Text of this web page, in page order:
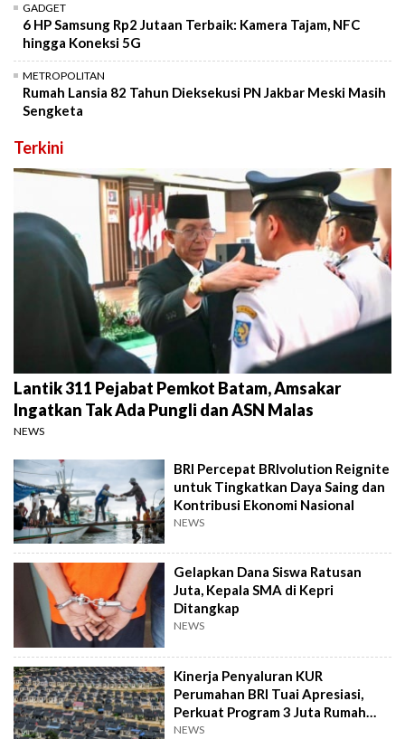
GADGET
6 HP Samsung Rp2 Jutaan Terbaik: Kamera Tajam, NFC
hingga Koneksi 5G
METROPOLITAN
Rumah Lansia 82 Tahun Dieksekusi PN Jakbar Meski Masih
Sengketa
Terkini
Lantik 311 Pejabat Pemkot Batam, Amsakar
Ingatkan Tak Ada Pungli dan ASN Malas
NEWS
BRI Percepat BRIvolution Reignite
untuk Tingkatkan Daya Saing dan
Kontribusi Ekonomi Nasional
NEWS
Gelapkan Dana Siswa Ratusan
Juta, Kepala SMA di Kepri
Ditangkap
NEWS
Kinerja Penyaluran KUR
Perumahan BRI Tuai Apresiasi,
Perkuat Program 3 Juta Rumah
Pemerintah
NEWS